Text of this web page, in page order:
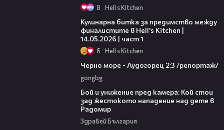
8 Hell s Kitchen
Кулинарна битка за предимство между
финалистите в Hell's Kitchen |
14.05.2026 | част 1
6 Hell s Kitchen
Черно море - Лудогорец 2:3 /репортаж/
gongbg
Бой и унижение пред камера: Кой стои
зад жестокото нападение над дете в
Радомир
Здравей България